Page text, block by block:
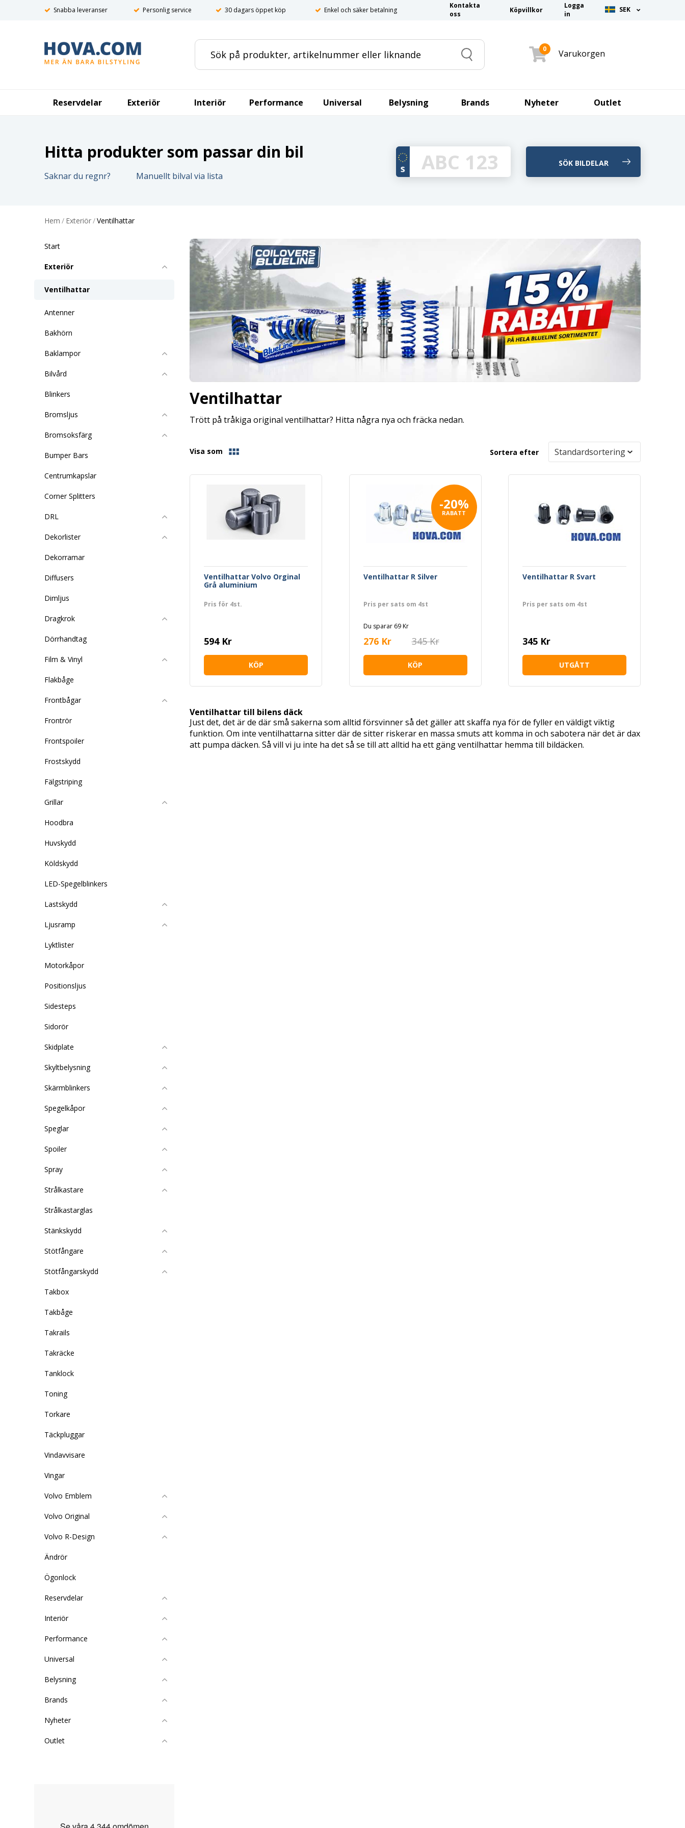
Snabba leveranser Personlig service 30 dagars öppet köp Enkel och säker betalning
Kontakta
oss
Köpvillkor
Logga
in
SEK
Search
0 Varukorgen
Reservdelar Exteriör Interiör Performance Universal Belysning Brands Nyheter Outlet
Hitta produkter som passar din bil
Saknar du regnr? Manuellt bilval via lista
Hem / Exteriör/Ventilhattar
Start
Exteriör
Ventilhattar
Antenner
Bakhörn
Baklampor
Bilvård
Blinkers
Bromsljus
Bromsoksfärg
Bumper Bars
Centrumkapslar
Corner Splitters
DRL
Dekorlister
Dekorramar
Diffusers
Dimljus
Dragkrok
Dörrhandtag
Film & Vinyl
Flakbåge
Frontbågar
Frontrör
Frontspoiler
Frostskydd
Fälgstriping
Grillar
Hoodbra
Huvskydd
Köldskydd
LED-Spegelblinkers
Lastskydd
Ljusramp
Lyktlister
Motorkåpor
Positionsljus
Sidesteps
Sidorör
Skidplate
Skyltbelysning
Skärmblinkers
Spegelkåpor
Speglar
Spoiler
Spray
Strålkastare
Strålkastarglas
Stänkskydd
Stötfångare
Stötfångarskydd
Takbox
Takbåge
Takrails
Takräcke
Tanklock
Toning
Torkare
Täckpluggar
Vindavvisare
Vingar
Volvo Emblem
Volvo Original
Volvo R-Design
Ändrör
Ögonlock
Reservdelar
Interiör
Performance
Universal
Belysning
Brands
Nyheter
Outlet
Ventilhattar
Trött på tråkiga original ventilhattar? Hitta några nya och fräcka nedan.
Visa som Sortera efter
Ventilhattar Volvo Orginal
Grå aluminium
Pris för 4st.
594 Kr
KÖP
-20%
RABATT
Ventilhattar R Silver
Pris per sats om 4st
Du sparar 69 Kr
276 Kr 345 Kr
KÖP
Ventilhattar R Svart
Pris per sats om 4st
345 Kr
UTGÅTT
Ventilhattar till bilens däck
Just det, det är de där små sakerna som alltid försvinner så det gäller att skaffa nya för de fyller en väldigt viktig
funktion. Om inte ventilhattarna sitter där de sitter riskerar en massa smuts att komma in och sabotera när det är dax
att pumpa däcken. Så vill vi ju inte ha det så se till att alltid ha ett gäng ventilhattar hemma till bildäcken.